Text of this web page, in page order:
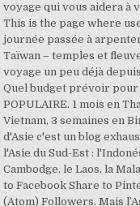
voyage qui vous aidera à
This is the page where
journée passée à
Taïwan – temples et
voyage un peu déjà
Quel budget prévoir pour
POPULAIRE. 1 mois en
Vietnam, 3 semaines en
d'Asie c'est un blog
l'Asie du Sud-Est :
Cambodge, le Laos, la
to Facebook Share to
(Atom) Followers. Mais